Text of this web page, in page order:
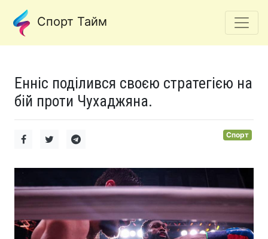
Спорт Тайм
Енніс поділився своєю стратегією на
бій проти Чухаджяна.
Спорт